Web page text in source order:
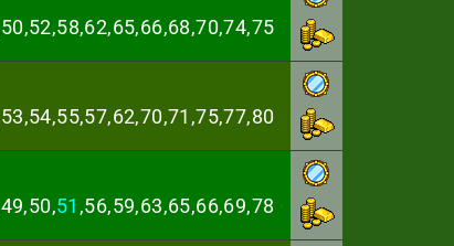
50,52,58,62,65,66,68,70,74,75
53,54,55,57,62,70,71,75,77,80
49,50,51 ,56,59,63,65,66,69,78